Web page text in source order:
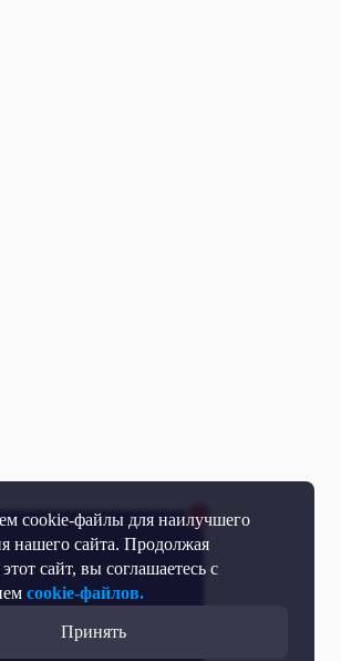
cookie-файлы для наилучшего
нашего сайта. Продолжая
сайт, вы соглашаетесь с
cookie-файлов.
Принять